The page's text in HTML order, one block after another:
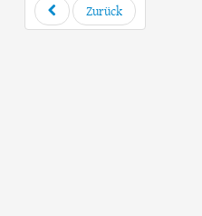
Zurück